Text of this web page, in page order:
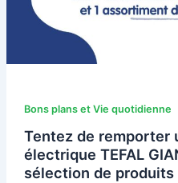
Bons plans et Vie quotidienne
Tentez de remporter
électrique TEFAL
sélection de produits